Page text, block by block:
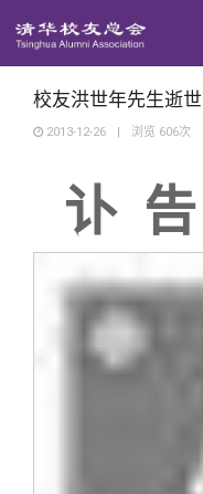
西
捐
捐
捐
媒体平
《
我
百年
清
终
校友
校友洪世年先生逝世
2013-12-26 | 浏览 606次
讣 告